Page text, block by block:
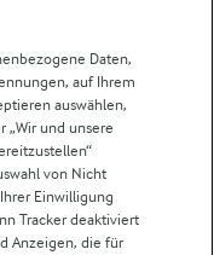
Daten,
auf Ihrem
auswählen,
„Wir und unsere
von Nicht
Einwilligung
Tracker deaktiviert
Anzeigen, die für